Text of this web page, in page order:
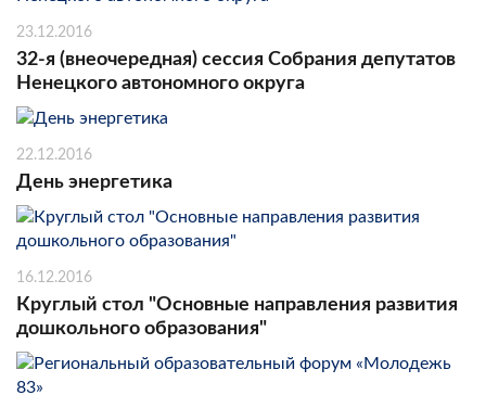
23.12.2016
32-я (внеочередная) сессия Собрания депутатов
Ненецкого автономного округа
22.12.2016
День энергетика
16.12.2016
Круглый стол "Основные направления развития
дошкольного образования"